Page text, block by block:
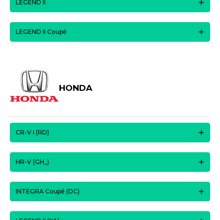
LEGEND II
LEGEND II Coupé
HONDA
CR-V I (RD)
HR-V (GH_)
INTEGRA Coupé (DC)